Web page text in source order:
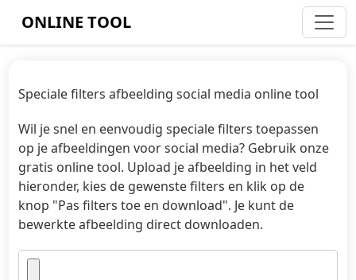
ONLINE TOOL
Speciale filters afbeelding social media online tool
Wil je snel en eenvoudig speciale filters toepassen
op je afbeeldingen voor social media? Gebruik onze
gratis online tool. Upload je afbeelding in het veld
hieronder, kies de gewenste filters en klik op de
knop "Pas filters toe en download". Je kunt de
bewerkte afbeelding direct downloaden.